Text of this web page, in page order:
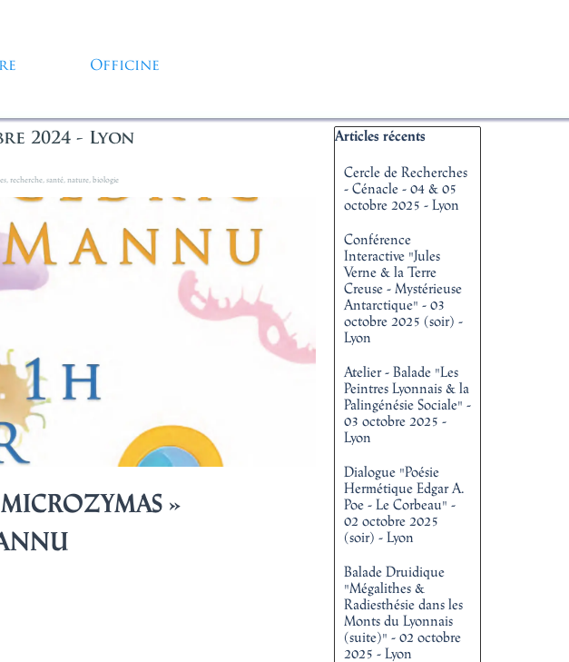
▼
Officine
2024 - Lyon
recherche santé nature biologie
»
Sauter le bloc Articles récents
Articles récents
Cercle de Recherches
- Cénacle - 04 & 05
octobre 2025 - Lyon
Conférence
Interactive "Jules
Verne & la Terre
Creuse - Mystérieuse
Antarctique" - 03
octobre 2025 (soir) -
Lyon
Atelier - Balade "Les
Peintres Lyonnais & la
Palingénésie Sociale" -
03 octobre 2025 -
Lyon
Dialogue "Poésie
Hermétique Edgar A.
Poe - Le Corbeau" -
02 octobre 2025
(soir) - Lyon
Balade Druidique
"Mégalithes &
Radiesthésie dans les
Monts du Lyonnais
(suite)" - 02 octobre
2025 - Lyon